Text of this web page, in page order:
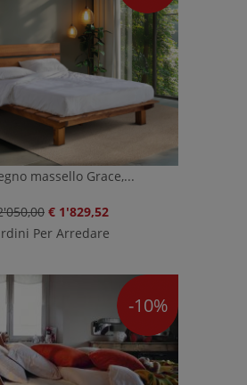
massello Grace,...
€ 1'829,52
Per Arredare
-10%